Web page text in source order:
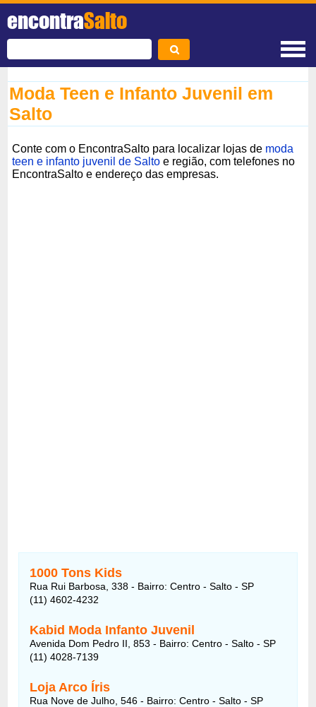
encontraSalto
Moda Teen e Infanto Juvenil em
Salto
Conte com o EncontraSalto para localizar lojas de moda
teen e infanto juvenil de Salto e região, com telefones no
EncontraSalto e endereço das empresas.
1000 Tons Kids
Rua Rui Barbosa, 338 - Bairro: Centro - Salto - SP
(11) 4602-4232
Kabid Moda Infanto Juvenil
Avenida Dom Pedro II, 853 - Bairro: Centro - Salto - SP
(11) 4028-7139
Loja Arco Íris
Rua Nove de Julho, 546 - Bairro: Centro - Salto - SP